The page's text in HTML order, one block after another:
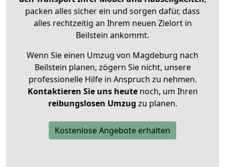
packen alles sicher ein und sorgen dafür, dass
alles rechtzeitig an Ihrem neuen Zielort in
Beilstein ankommt.
Wenn Sie einen Umzug von Magdeburg nach
Beilstein planen, zögern Sie nicht, unsere
professionelle Hilfe in Anspruch zu nehmen.
Kontaktieren Sie uns heutenoch, um Ihren
reibungslosen Umzug zu planen.
Kostenlose Angebote erhalten